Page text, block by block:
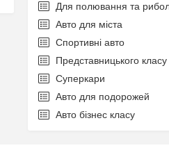
Для полювання та
Авто для міста
Спортивні авто
Представницького класу
Суперкари
Авто для подорожей
Авто бізнес класу